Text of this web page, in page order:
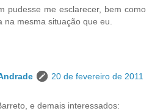
pudesse me esclarecer, bem como
na mesma situação que eu.
20 de fevereiro de 2011
e demais interessados: